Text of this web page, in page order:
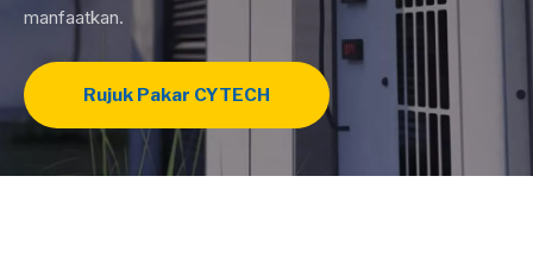
manfaatkan.
Rujuk Pakar CYTECH